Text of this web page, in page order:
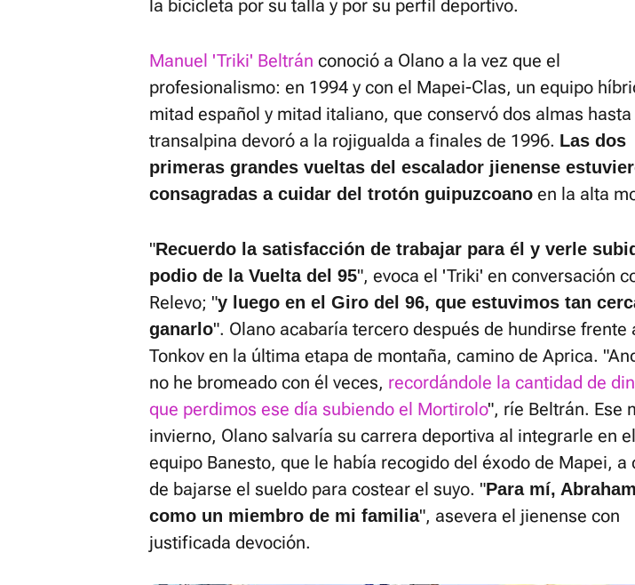
la bicicleta por su talla y por su perfil deportivo.
Manuel 'Triki' Beltrán conoció a Olano a la vez que el
profesionalismo: en 1994 y con el Mapei-Clas, un equipo
mitad español y mitad italiano, que conservó dos almas hasta
transalpina devoró a la rojigualda a finales de 1996. Las dos
primeras grandes vueltas del escalador jienense
consagradas a cuidar del trotón guipuzcoano en la alta
"Recuerdo la satisfacción de trabajar para él y verle
podio de la Vuelta del 95", evoca el 'Triki' en conversación
Relevo; "y luego en el Giro del 96, que estuvimos tan
ganarlo". Olano acabaría tercero después de hundirse frente
Tonkov en la última etapa de montaña, camino de Aprica.
no he bromeado con él veces, recordándole la cantidad de
que perdimos ese día subiendo el Mortirolo", ríe Beltrán. Ese
invierno, Olano salvaría su carrera deportiva al integrarle en el
equipo Banesto, que le había recogido del éxodo de Mapei, a
de bajarse el sueldo para costear el suyo. "Para mí,
como un miembro de mi familia", asevera el jienense con
justificada devoción.